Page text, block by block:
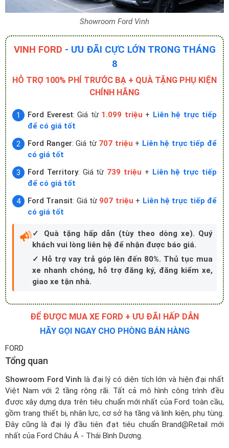
Showroom Ford Vinh
VINH FORD - ƯU ĐÃI CỰC LỚN TRONG THÁNG
8
HỖ TRỢ 100% PHÍ TRƯỚC BẠ + QUÀ TẶNG PHỤ KIỆN
CHÍNH HÃNG
Ford Everest: Giá từ 1.099 triệu + Liên hệ trực tiếp
để có giá tốt
Ford Ranger: Giá từ 707 triệu + Liên hệ trực tiếp để
có giá tốt
Ford Territory: Giá từ 739 triệu + Liên hệ trực tiếp
để có giá tốt
Ford Transit: Giá từ 907 triệu + Liên hệ trực tiếp để
có giá tốt
✓ Quà tặng hấp dẫn (tùy theo dòng xe). Quý
khách vui lòng liên hệ để nhận được báo giá.
✓ Hỗ trợ vay trả góp lên đến 80%. Thủ tục mua
xe nhanh chóng, hỗ trợ đăng ký, đăng kiểm xe,
giao xe tận nhà.
ĐỂ ĐƯỢC MUA XE FORD + ƯU ĐÃI HẤP DẪN
HÃY GỌI NGAY CHO PHÒNG BÁN HÀNG
FORD
Tổng quan
Showroom Ford Vinh là đại lý có diện tích lớn và hiện đại nhất
Việt Nam với 2 tầng rộng rãi. Tất cả mô hình công trình đều
được xây dựng dựa trên tiêu chuẩn mới nhất của Ford toàn cầu,
gồm trang thiết bị, nhân lực, cơ sở hạ tầng và linh kiện, phụ tùng.
Đây cũng là đại lý đầu tiên đạt tiêu chuẩn Brand@Retail mới
nhất của Ford Châu Á - Thái Bình Dương.